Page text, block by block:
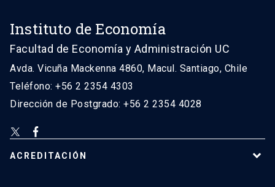
Instituto de Economía
Facultad de Economía y Administración UC
Avda. Vicuña Mackenna 4860, Macul. Santiago, Chile
Teléfono: +56 2 2354 4303
Dirección de Postgrado: +56 2 2354 4028
ACREDITACIÓN